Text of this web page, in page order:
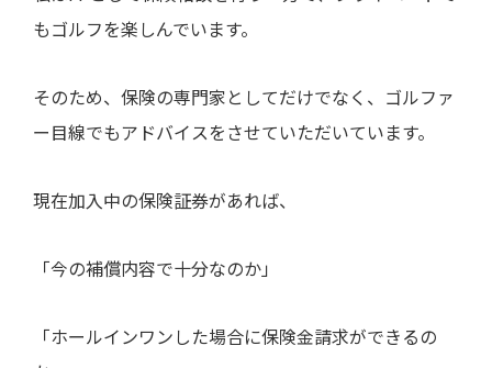
もゴルフを楽しんでいます。
そのため、保険の専門家としてだけでなく、ゴルファ
ー目線でもアドバイスをさせていただいています。
現在加入中の保険証券があれば、
「今の補償内容で十分なのか」
「ホールインワンした場合に保険金請求ができるの